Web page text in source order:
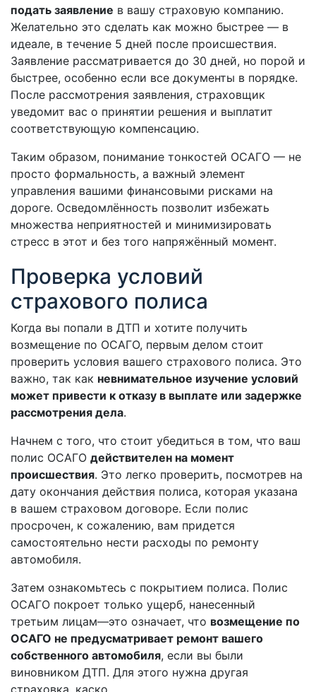
подать заявление в вашу страховую компанию.
Желательно это сделать как можно быстрее — в
идеале, в течение 5 дней после происшествия.
Заявление рассматривается до 30 дней, но порой и
быстрее, особенно если все документы в порядке.
После рассмотрения заявления, страховщик
уведомит вас о принятии решения и выплатит
соответствующую компенсацию.
Таким образом, понимание тонкостей ОСАГО — не
просто формальность, а важный элемент
управления вашими финансовыми рисками на
дороге. Осведомлённость позволит избежать
множества неприятностей и минимизировать
стресс в этот и без того напряжённый момент.
Проверка условий
страхового полиса
Когда вы попали в ДТП и хотите получить
возмещение по ОСАГО, первым делом стоит
проверить условия вашего страхового полиса. Это
важно, так как невнимательное изучение условий
может привести к отказу в выплате или задержке
рассмотрения дела.
Начнем с того, что стоит убедиться в том, что ваш
полис ОСАГО действителен на момент
происшествия. Это легко проверить, посмотрев на
дату окончания действия полиса, которая указана
в вашем страховом договоре. Если полис
просрочен, к сожалению, вам придется
самостоятельно нести расходы по ремонту
автомобиля.
Затем ознакомьтесь с покрытием полиса. Полис
ОСАГО покроет только ущерб, нанесенный
третьим лицам—это означает, что возмещение по
ОСАГО не предусматривает ремонт вашего
собственного автомобиля, если вы были
виновником ДТП. Для этого нужна другая
страховка, каско.